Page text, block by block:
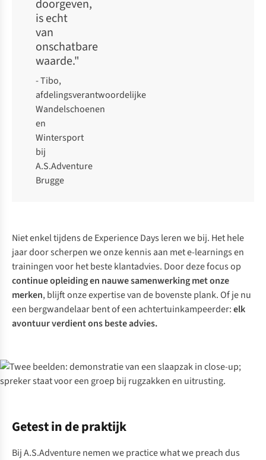
doorgeven,
is echt
van
onschatbare
waarde."
- Tibo,
afdelingsverantwoordelijke
Wandelschoenen
en
Wintersport
bij
A.S.Adventure
Brugge
Niet enkel tijdens de Experience Days leren we bij. Het hele
jaar door scherpen we onze kennis aan met e-learnings en
trainingen voor het beste klantadvies. Door deze focus op
continue opleiding en nauwe samenwerking met onze
merken, blijft onze expertise van de bovenste plank. Of je nu
een bergwandelaar bent of een achtertuinkampeerder:elk
avontuur verdient ons beste advies.
Getest in de praktijk
Bij A.S.Adventure nemen wepractice what we preachdus